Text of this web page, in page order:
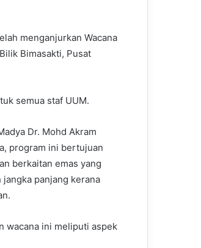
menganjurkan Wacana
Bimasakti, Pusat
semua staf UUM.
Dr. Mohd Akram
program ini bertujuan
berkaitan emas yang
panjang kerana
wacana ini meliputi aspek